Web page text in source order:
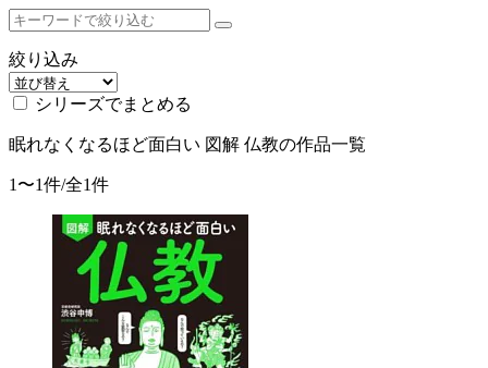
絞り込み
シリーズでまとめる
眠れなくなるほど面白い 図解 仏教の作品一覧
1〜1件/全1件